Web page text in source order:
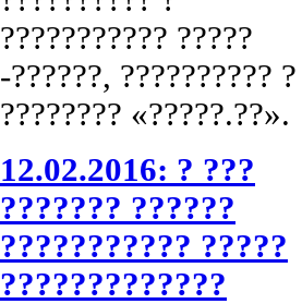
??????????? ?????
-??????, ?????????? ?
???????? «?????.??».
12.02.2016: ? ???
??????? ??????
??????????? ?????
?????????????